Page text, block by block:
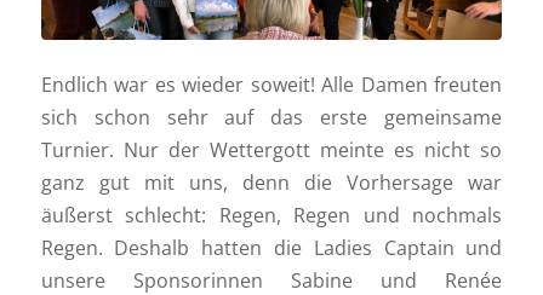
Endlich war es wieder soweit! Alle Damen freuten
sich schon sehr auf das erste gemeinsame
Turnier. Nur der Wettergott meinte es nicht so
ganz gut mit uns, denn die Vorhersage war
äußerst schlecht: Regen, Regen und nochmals
Regen. Deshalb hatten die Ladies Captain und
unsere Sponsorinnen Sabine und Renée